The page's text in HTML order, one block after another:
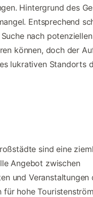
Hintergrund des
Entsprechend
nach
können, doch der
lukrativen Standorts
sind eine
Angebot zwischen
und
für hohe